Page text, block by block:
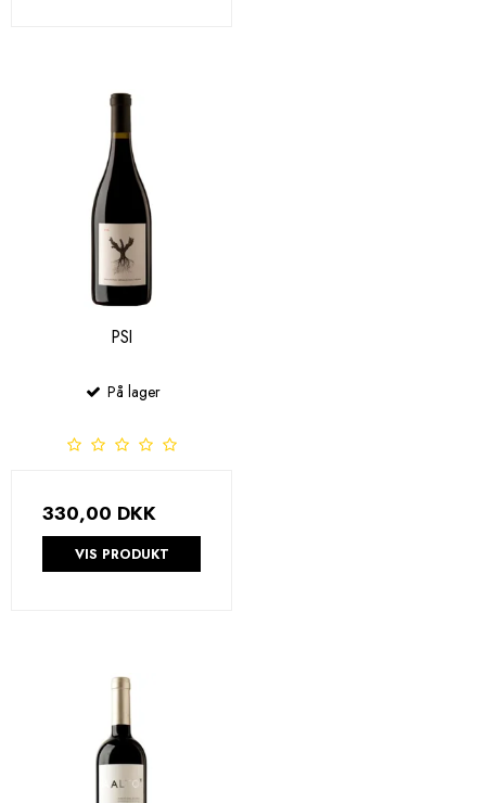
PSI
På lager
330,00 DKK
VIS PRODUKT